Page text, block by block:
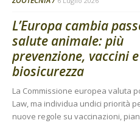
L’Europa cambia
salute animale: più
prevenzione, vaccini e
biosicurezza
La Commissione europea valuta
Law, ma individua undici priorità
nuove regole su vaccinazioni,